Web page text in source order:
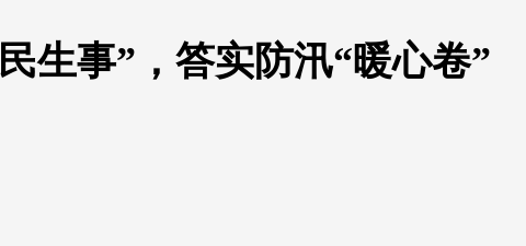
生事”，答实防汛“暖心卷”